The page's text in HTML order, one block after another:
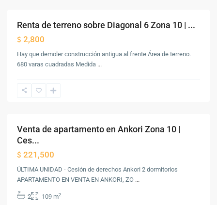
Renta
Renta de terreno sobre Diagonal 6 Zona 10 | ...
$ 2,800
Hay que demoler construcción antigua al frente Área de terreno.
680 varas cuadradas Medida ...
Zona
de
Venta de apartamento en Ankori Zona 10 |
Ces...
$ 221,500
ÚLTIMA UNIDAD - Cesión de derechos Ankori 2 dormitorios
APARTAMENTO EN VENTA EN ANKORI, ZO ...
2 109 m2
Zona
10,